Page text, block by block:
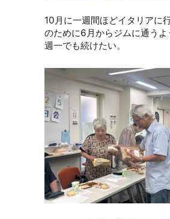
10月に一週間ほどイタリアに
のために6月からジムに通うよ
週一でも続けたい。